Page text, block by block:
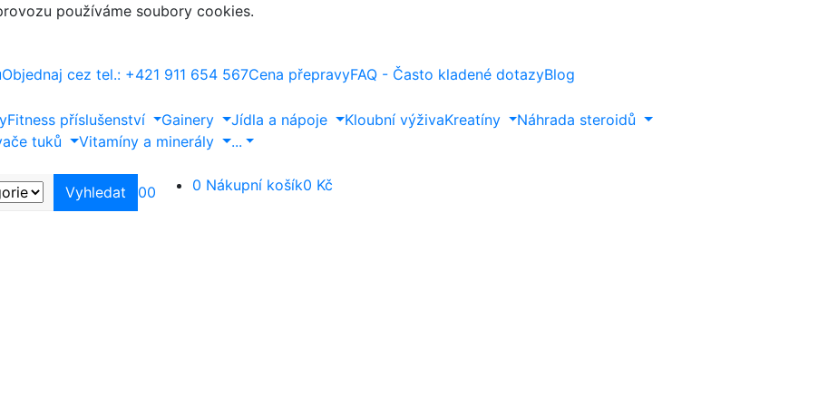
používáme soubory cookies.
Objednaj cez tel.: +421 911 654 567Cena přepravyFAQ - Často kladené dotazyBlog
Fitness příslušenství Gainery Jídla a nápoje Kloubní výživaKreatíny
Náhrada steroidů
tuků Vitamíny a minerály
...
Vyhledat 00 0 Nákupní košík0 Kč